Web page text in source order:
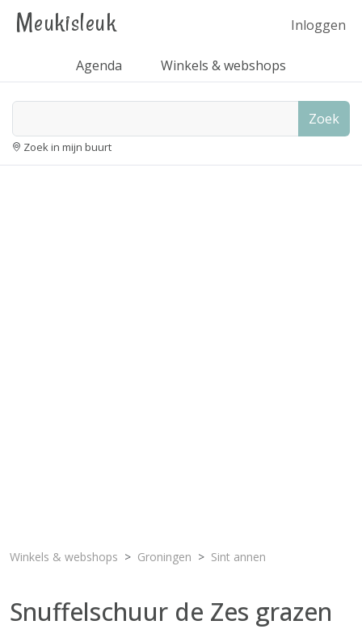
Meukisleuk Inloggen
Agenda Winkels & webshops
Zoek
Zoek in mijn buurt
Winkels & webshops Groningen Sint annen
Snuffelschuur de Zes grazen